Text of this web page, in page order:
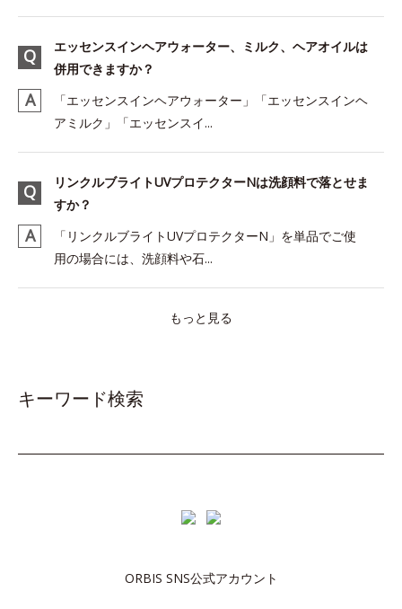
エッセンスインヘアウォーター、ミルク、ヘアオイルは
併用できますか？
「エッセンスインヘアウォーター」「エッセンスインヘ
アミルク」「エッセンスイ...
リンクルブライトUVプロテクターNは洗顔料で落とせま
すか？
「リンクルブライトUVプロテクターN」を単品でご使
用の場合には、洗顔料や石...
もっと見る
キーワード検索
ORBIS SNS公式アカウント